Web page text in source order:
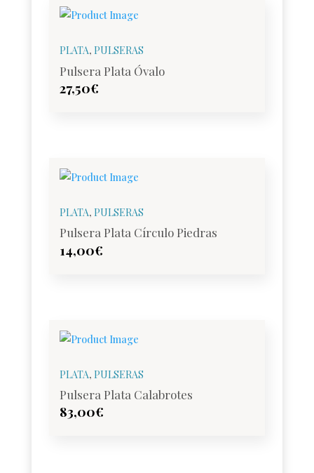
PLATA, PULSERAS
Pulsera Plata Óvalo
27,50€
PLATA, PULSERAS
Pulsera Plata Círculo Piedras
14,00€
PLATA, PULSERAS
Pulsera Plata Calabrotes
83,00€